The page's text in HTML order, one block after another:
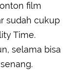
film
sudah cukup
Time.
selama bisa